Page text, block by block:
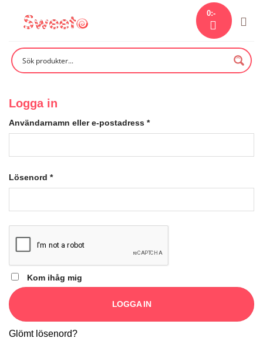
0:-
Logga in
Användarnamn eller e-postadress *
Lösenord *
Kom ihåg mig
LOGGA IN
Glömt lösenord?